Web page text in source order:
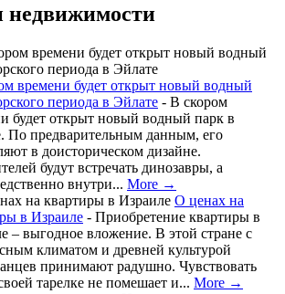
недвижимости
времени будет открыт новый водный
периода в Эйлате - В скором
будет открыт новый водный парк в
По предварительным данным, его
в доисторическом дизайне.
будут встречать динозавры, а
внутри... More →
О ценах на
в Израиле - Приобретение квартиры в
– выгодное вложение. В этой стране с
климатом и древней культурой
принимают радушно. Чувствовать
тарелке не помешает и... More →